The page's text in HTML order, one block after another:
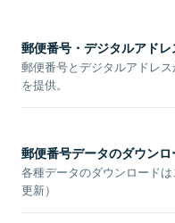
郵便番号・デジタルアド
郵便番号とデジタルアドレ
を提供。
郵便番号データのダウンロ
各種データのダウンロード
更新）